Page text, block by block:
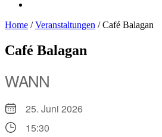
Home /Veranstaltungen /Café Balagan
Café Balagan
WANN
25. Juni 2026
15:30